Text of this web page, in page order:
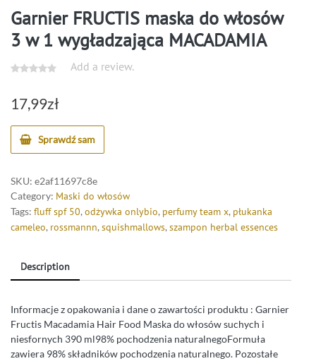
Garnier FRUCTIS maska do włosów
3 w 1 wygładzająca MACADAMIA
Add a review.
17,99zł
Sprawdź sam
SKU: e2af11697c8e
Category: Maski do włosów
Tags: fluff spf 50, odżywka onlybio, perfumy team x, płukanka
cameleo, rossmannn, squishmallows, szampon herbal essences
Description
Informacje z opakowania i dane o zawartości produktu : Garnier
Fructis Macadamia Hair Food Maska do włosów suchych i
niesfornych 390 ml98% pochodzenia naturalnegoFormuła
zawiera 98% składników pochodzenia naturalnego. Pozostałe